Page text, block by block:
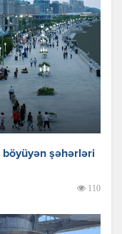
böyüyən şəhərləri
110